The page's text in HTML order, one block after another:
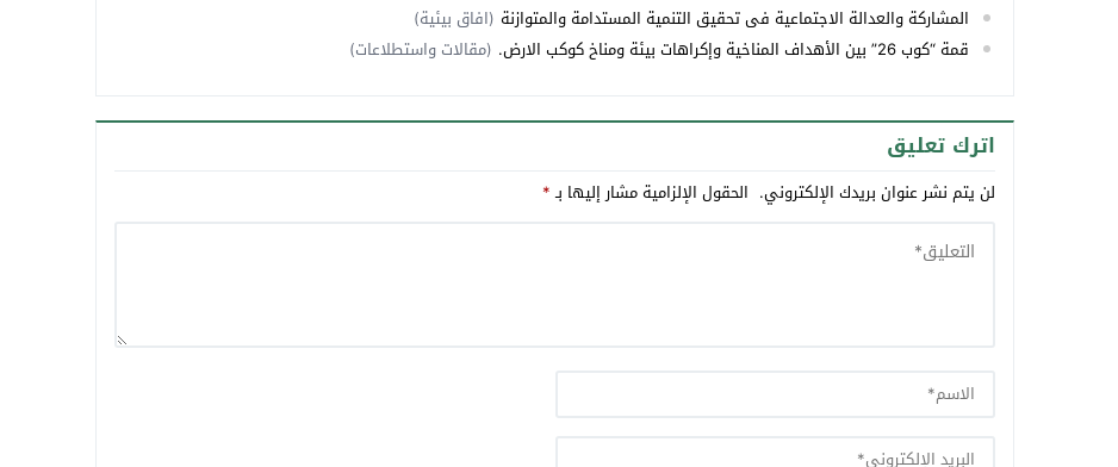
المشاركة والعدالة الاجتماعية في تحقيق التنمية المستدامة والمتوازنة (افاق بيئية)
قمة “كوب 26” بين الأهداف المناخية وإكراهات بيئة ومناخ كوكب الارض.
(مقالات واستطلاعات)
اترك تعليق
لن يتم نشر عنوان بريدك الإلكتروني. الحقول الإلزامية مشار إليها بـ*